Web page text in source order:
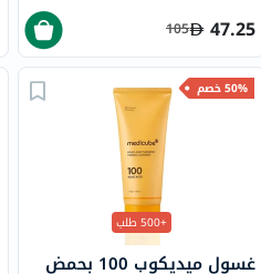
47.25
105
50% خصم
+500 طلب
غسول ميديكوب 100 بحمض